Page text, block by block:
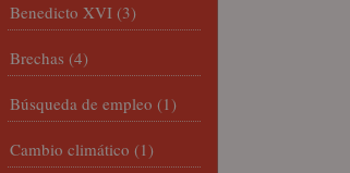
Benedicto XVI (3)
Brechas (4)
Búsqueda de empleo (1)
Cambio climático (1)